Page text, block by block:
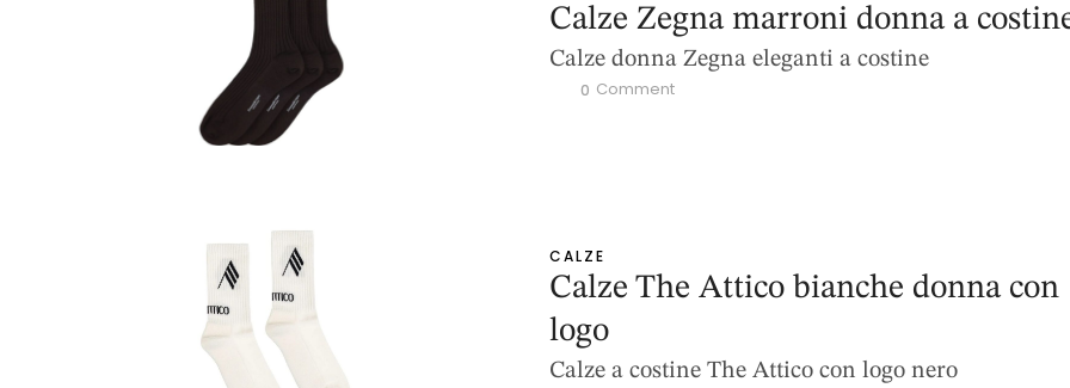
Calze Zegna marroni donna a
Calze donna Zegna eleganti a costine
0 Comment
CALZE
Calze The Attico bianche donna con
logo
Calze a costine The Attico con logo nero